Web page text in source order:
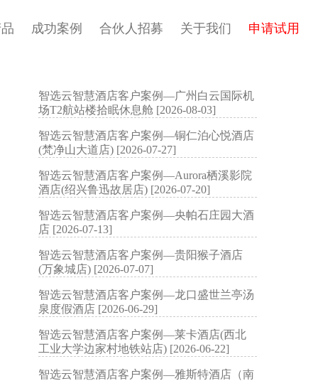
成功案例 合伙人招募 关于我们 申请试用
智选云智慧酒店客户案例—广州白云国际机
场T2航站楼拾眠休息舱 [2026-08-03]
智选云智慧酒店客户案例—铜仁泊心悦酒店
(梵净山大道店) [2026-07-27]
智选云智慧酒店客户案例—Aurora栖溪影院
酒店(绍兴鲁迅故居店) [2026-07-20]
智选云智慧酒店客户案例—央帕石庄园大酒
店 [2026-07-13]
智选云智慧酒店客户案例—贵阳猴子酒店
(万象城店) [2026-07-07]
智选云智慧酒店客户案例—龙口盛世兰亭汤
泉度假酒店 [2026-06-29]
智选云智慧酒店客户案例—莱卡酒店(西北
工业大学边家村地铁站店) [2026-06-22]
智选云智慧酒店客户案例—雅斯特酒店（南